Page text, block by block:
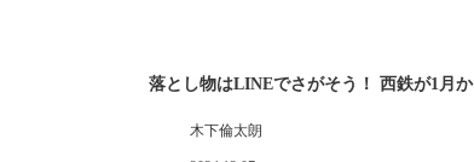
落とし物はLINEでさがそう！ 西鉄が1月
木下倫太朗